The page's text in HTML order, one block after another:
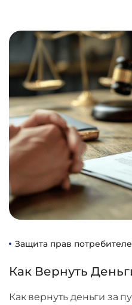
Защита прав
Как Вернуть
Как вернуть деньги за